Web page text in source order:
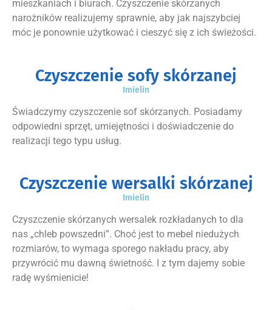
mieszkaniach i biurach. Czyszczenie skórzanych
narożników realizujemy sprawnie, aby jak najszybciej
móc je ponownie użytkować i cieszyć się z ich świeżości.
Czyszczenie sofy skórzanej
Imielin
Świadczymy czyszczenie sof skórzanych. Posiadamy
odpowiedni sprzęt, umiejętności i doświadczenie do
realizacji tego typu usług.
Czyszczenie wersalki skórzanej
Imielin
Czyszczenie skórzanych wersalek rozkładanych to dla
nas „chleb powszedni”. Choć jest to mebel niedużych
rozmiarów, to wymaga sporego nakładu pracy, aby
przywrócić mu dawną świetność. I z tym dajemy sobie
radę wyśmienicie!